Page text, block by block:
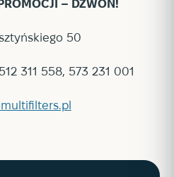
– DZWOŃ!
50
311 558, 573 231 001